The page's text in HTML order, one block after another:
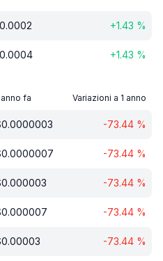
0.0002 +1.43 %
0.0004 +1.43 %
anno fa Variazioni a 1 anno
0.0000003 -73.44 %
0.0000007 -73.44 %
0.000003 -73.44 %
0.000007 -73.44 %
0.00003 -73.44 %